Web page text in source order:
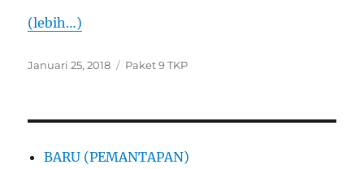
(lebih…)
Diposkan
Januari 25, 2018 Kategori
Paket 9 TKP
BARU (PEMANTAPAN)